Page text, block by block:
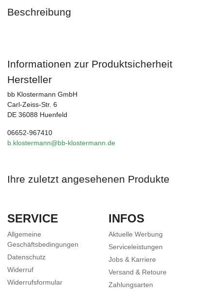
Beschreibung
Informationen zur Produktsicherheit
Hersteller
bb Klostermann GmbH
Carl-Zeiss-Str. 6
DE 36088 Huenfeld
06652-967410
b.klostermann@bb-klostermann.de
Ihre zuletzt angesehenen Produkte
SERVICE
Allgemeine
Geschäftsbedingungen
Datenschutz
Widerruf
Widerrufsformular
INFOS
Aktuelle Werbung
Serviceleistungen
Jobs & Karriere
Versand & Retoure
Zahlungsarten